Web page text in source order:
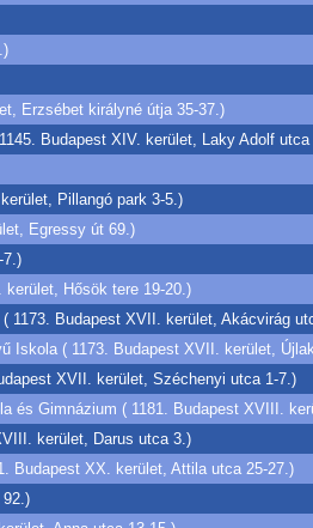
Erzsébet királyné útja 35-37.)
Budapest XIV. kerület, Laky Adolf utca
Pillangó park 3-5.)
Egressy út 69.)
7.)
Hősök tere 19-20.)
1173. Budapest XVII. kerület, Akácvirág
Iskola ( 1173. Budapest XVII. kerület,
XVII. kerület, Széchenyi utca 1-7.)
és Gimnázium ( 1181. Budapest XVIII.
kerület, Darus utca 3.)
Budapest XX. kerület, Attila utca 25-27.)